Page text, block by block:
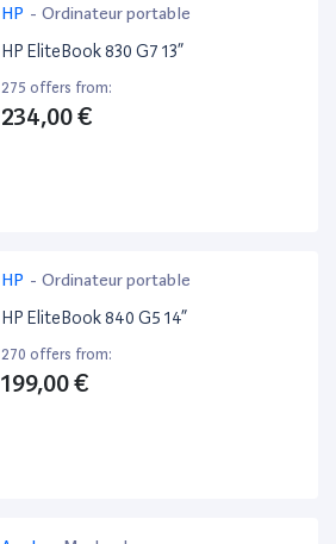
HP - Ordinateur portable
HP EliteBook 830 G7 13”
275 offers from:
234,00 €
HP - Ordinateur portable
HP EliteBook 840 G5 14”
270 offers from:
199,00 €